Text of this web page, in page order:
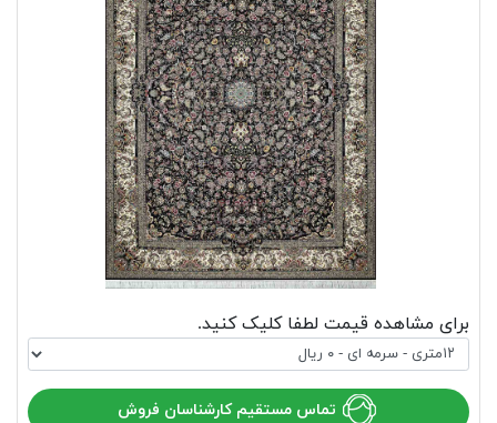
برای مشاهده قیمت لطفا کلیک کنید.
تماس مستقیم کارشناسان فروش